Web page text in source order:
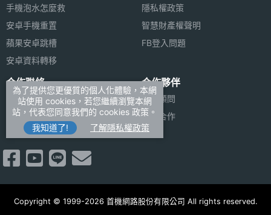
手機泡水怎麼救
安卓手機重置
蘋果安卓跳槽
安卓資料轉移
隱私權政策
智慧財產權聲明
FB登入問題
合作聯絡
廣告刊登
加入商店報價
新聞聯絡
合作夥伴
法律顧問
媒體合作
Copyright © 1999-2026 首機網路股份有限公司 All rights reserved.
為了提供您更優質的個人化體驗，本網
站使用 cookies，若您繼續瀏覽本網
站，代表您同意我們的 cookies 政策。
我知道了!
了解隱私權政策